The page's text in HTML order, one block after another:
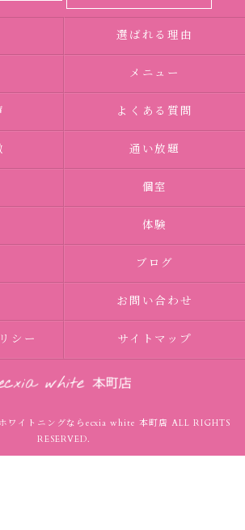
選ばれる理由
メニュー
よくある質問
通い放題
個室
体験
ブログ
お問い合わせ
シー サイトマップ
ワイトニングならecxia white 本町店 ALL RIGHTS
RESERVED.